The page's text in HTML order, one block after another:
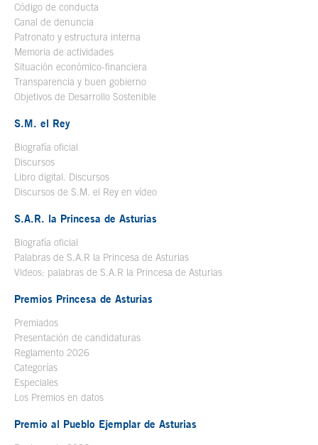
Código de conducta
Canal de denuncia
Patronato y estructura interna
Memoria de actividades
Situación económico-financiera
Transparencia y buen gobierno
Objetivos de Desarrollo Sostenible
S.M. el Rey
Biografía oficial
Discursos
Libro digital. Discursos
Discursos de S.M. el Rey en vídeo
S.A.R. la Princesa de Asturias
Biografía oficial
Palabras de S.A.R la Princesa de Asturias
Videos: palabras de S.A.R la Princesa de Asturias
Premios Princesa de Asturias
Premiados
Presentación de candidaturas
Reglamento 2026
Categorías
Especiales
Los Premios en datos
Premio al Pueblo Ejemplar de Asturias